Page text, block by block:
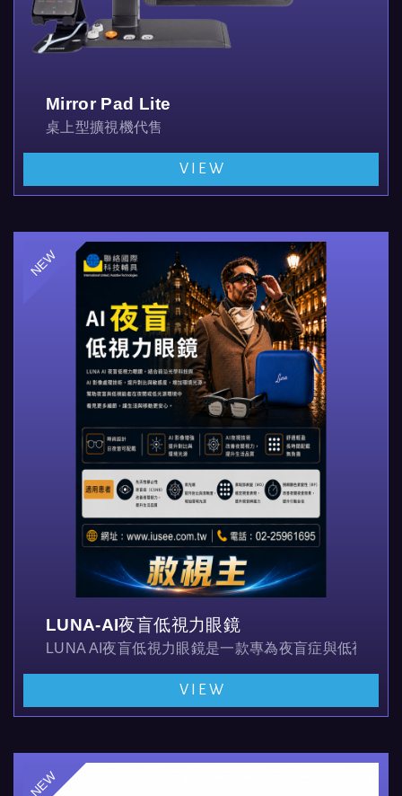
Mirror Pad Lite
桌上型擴視機代售
VIEW
LUNA-AI夜盲低視力眼鏡
LUNA AI夜盲低視力眼鏡是一款專為夜盲症與低視力
VIEW